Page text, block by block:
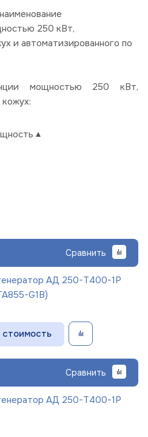
250 кВт,
и автоматизированного по
мощностью 250 кВт,
Сравнить
АД 250-Т400-1Р
G1B)
стоимость
Сравнить
АД 250-Т400-1Р